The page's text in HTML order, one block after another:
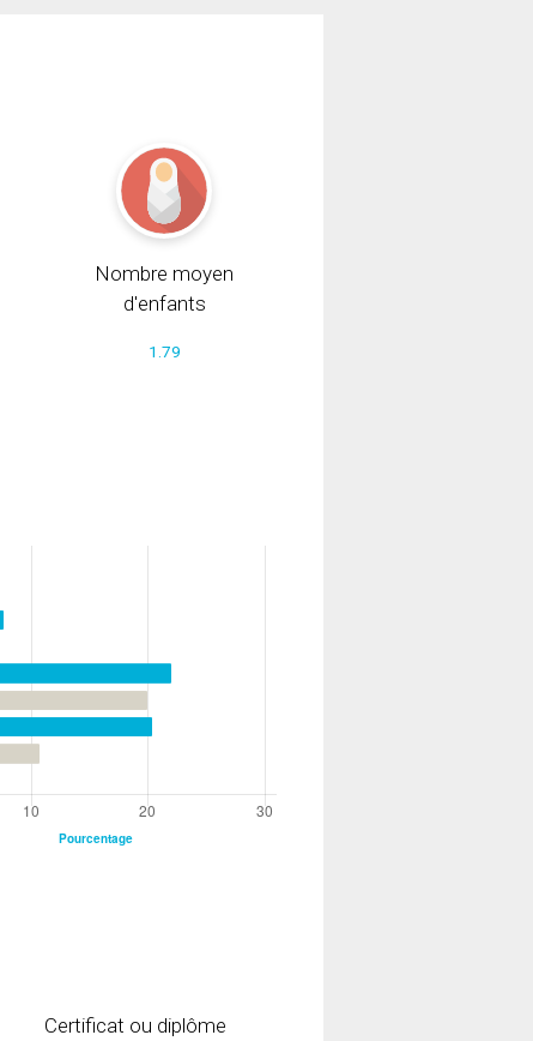
Nombre moyen
d'enfants
1.79
Certificat ou diplôme